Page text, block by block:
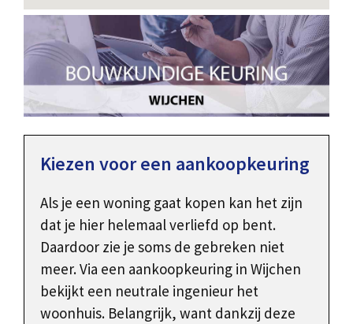
Kiezen voor een aankoopkeuring
Als je een woning gaat kopen kan het zijn
dat je hier helemaal verliefd op bent.
Daardoor zie je soms de gebreken niet
meer. Via een aankoopkeuring in Wijchen
bekijkt een neutrale ingenieur het
woonhuis. Belangrijk, want dankzij deze